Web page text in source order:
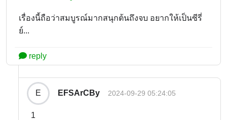
เรื่องนี้ถือว่าสมบูรณ์มากสนุกต้นถึงจบ อยากให้เป็นซีรี่
ย์...
reply
E EFSArCBy 2024-09-29 05:24:05
1